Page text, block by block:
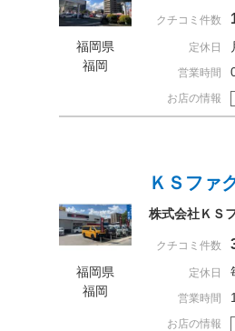
福岡県
福岡
クチコミ件数
定休日
営業時間
お店の情報
福岡県
福岡
ＫＳファ
株式会社ＫＳ
クチコミ件数
定休日
営業時間
お店の情報